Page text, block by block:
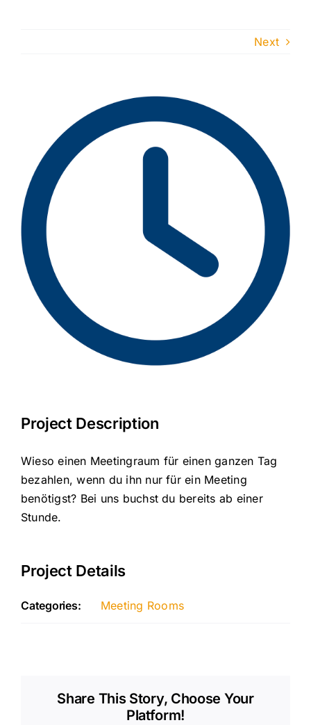
Next
Image
Project Description
Wieso einen Meetingraum für einen ganzen Tag
bezahlen, wenn du ihn nur für ein Meeting
benötigst? Bei uns buchst du bereits ab einer
Stunde.
Project Details
Categories: Meeting Rooms
Share This Story, Choose Your
Platform!